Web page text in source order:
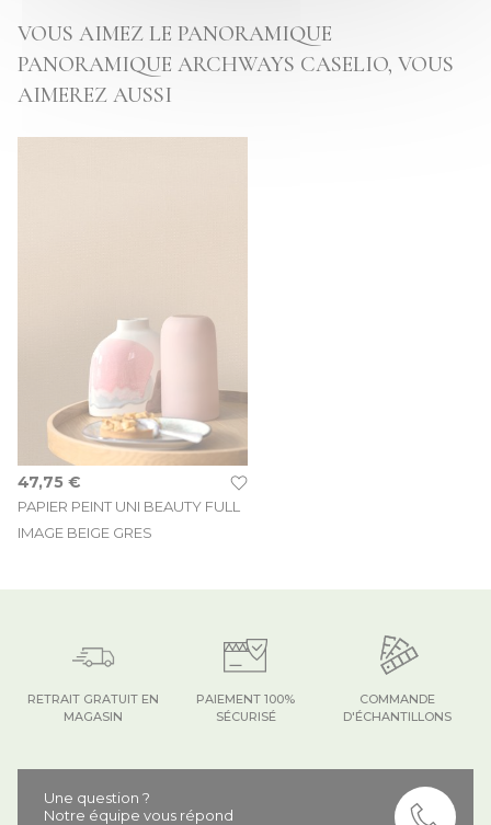
VOUS AIMEZ LE PANORAMIQUE
PANORAMIQUE ARCHWAYS CASELIO, VOUS
AIMEREZ AUSSI
PAPIER PEINT UNI BEAUTY FULL
IMAGE BEIGE GRES
47,75 €
COMMANDE
D'ÉCHANTILLONS
PAIEMENT 100%
SÉCURISÉ
RETRAIT GRATUIT EN
MAGASIN
Une question ?
Notre équipe vous répond